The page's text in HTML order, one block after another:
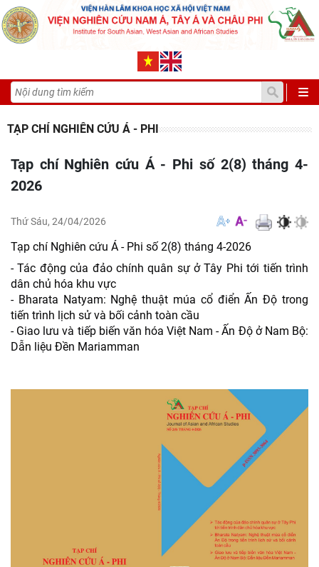
TẠP CHÍ NGHIÊN CỨU Á - PHI
Tạp chí Nghiên cứu Á - Phi số 2(8) tháng 4-
2026
Thứ Sáu, 24/04/2026
Tạp chí Nghiên cứu Á - Phi số 2(8) tháng 4-2026
- Tác động của đảo chính quân sự ở Tây Phi tới tiến trình
dân chủ hóa khu vực
- Bharata Natyam: Nghệ thuật múa cổ điển Ấn Độ trong
tiến trình lịch sử và bối cảnh toàn cầu
- Giao lưu và tiếp biến văn hóa Việt Nam - Ấn Độ ở Nam Bộ:
Dẫn liệu Đền Mariamman